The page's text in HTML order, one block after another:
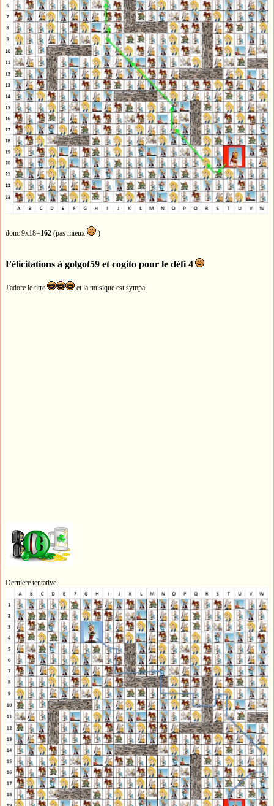
donc 9x18=162 (pas mieux )
Félicitations à golgot59 et cogito pour le défi 4
J'adore le titre et la musique est sympa
Dernière tentative